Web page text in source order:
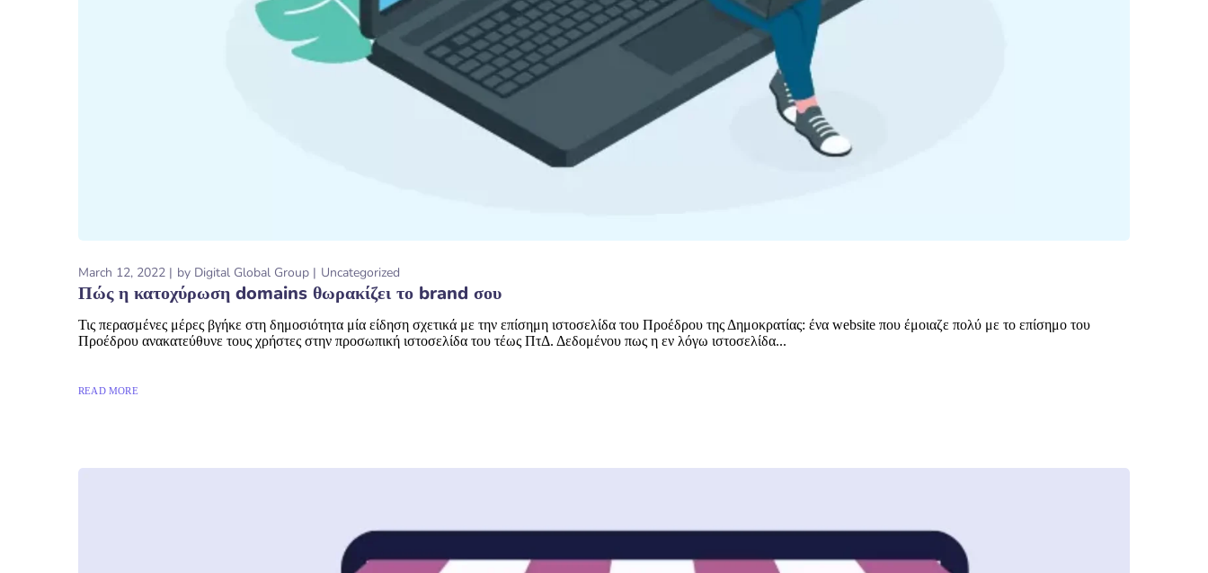
March 12, 2022 by Digital Global Group Uncategorized
Πώς η κατοχύρωση domains θωρακίζει το brand σου
Τις περασμένες μέρες βγήκε στη δημοσιότητα μία είδηση σχετικά με την επίσημη ιστοσελίδα του Προέδρου της Δημοκρατίας: ένα website που έμοιαζε πολύ με το επίσημο του
Προέδρου ανακατεύθυνε τους χρήστες στην προσωπική ιστοσελίδα του τέως ΠτΔ. Δεδομένου πως η εν λόγω ιστοσελίδα...
READ MORE